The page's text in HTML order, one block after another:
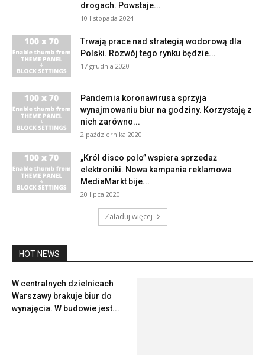
drogach. Powstaje...
10 listopada 2024
Trwają prace nad strategią wodorową dla
Polski. Rozwój tego rynku będzie...
17 grudnia 2020
Pandemia koronawirusa sprzyja
wynajmowaniu biur na godziny. Korzystają z
nich zarówno...
2 października 2020
„Król disco polo” wspiera sprzedaż
elektroniki. Nowa kampania reklamowa
MediaMarkt bije...
20 lipca 2020
Załaduj więcej
HOT NEWS
W centralnych dzielnicach
Warszawy brakuje biur do
wynajęcia. W budowie jest...